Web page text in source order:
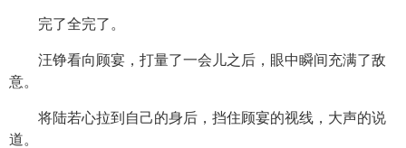
完了全完了。
汪铮看向顾宴，打量了一会儿之后，眼中瞬间充满了敌
意。
将陆若心拉到自己的身后，挡住顾宴的视线，大声的说
道。